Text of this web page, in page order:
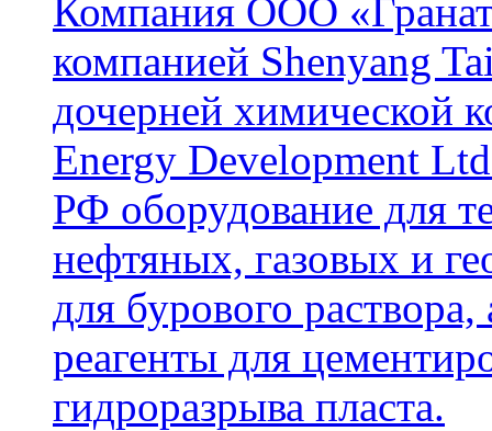
Компания ООО
компанией Shenyang
дочерней химической
Energy Development
РФ оборудование для
нефтяных, газовых и
для бурового
реагенты для
гидроразрыва пласта.